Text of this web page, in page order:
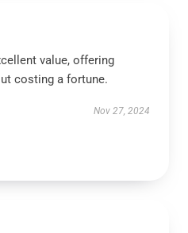
value, offering
costing a fortune.
Nov 27, 2024